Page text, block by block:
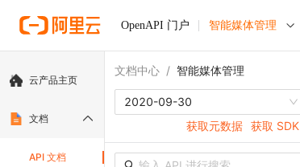
OpenAPI 门户 智能媒体管理
云产品主页
文档
API 文档
文档中心 / 智能媒体管理
2020-09-30
获取元数据 获取 SDK